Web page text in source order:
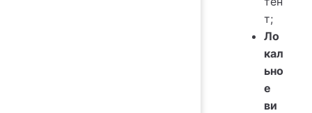
т;
Ло
кал
ьно
е
ви